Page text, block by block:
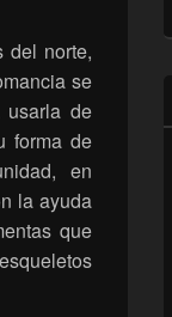
del norte,
se
usarla de
forma de
en
la ayuda
que